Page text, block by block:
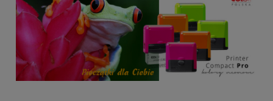
Avery-Zweckform
Black Point
Canon
Coloris
Denix
drekker